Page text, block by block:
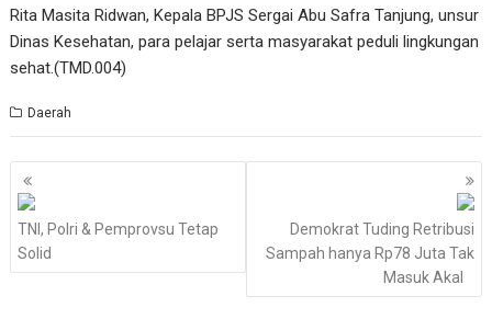
Rita Masita Ridwan, Kepala BPJS Sergai Abu Safra Tanjung, unsur
Dinas Kesehatan, para pelajar serta masyarakat peduli lingkungan
sehat.(TMD.004)
Daerah
Navigasi
pos
TNI, Polri & Pemprovsu Tetap
Solid
Demokrat Tuding Retribusi
Sampah hanya Rp78 Juta Tak
Masuk Akal